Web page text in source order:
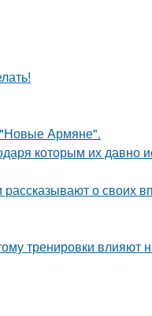
"Новые Армяне".
которым их давно
о своих
тренировки влияют